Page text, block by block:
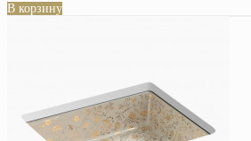
В корзину